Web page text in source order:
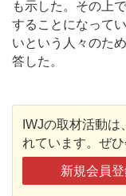
も示した。その上
することになって
いという人々のた
答した。
IWJの取材活動
れています。ぜ
新規会員